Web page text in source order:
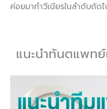
ค่อยมาทำวีเนียรในลำดับถัด
แนะนำทันตแพทย์